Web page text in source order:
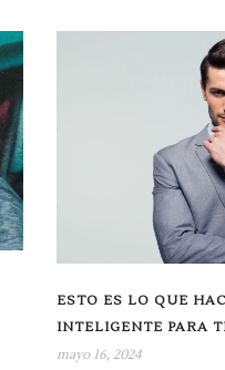
ESTO ES LO QUE
INTELIGENTE PARA
mayo 16, 2024